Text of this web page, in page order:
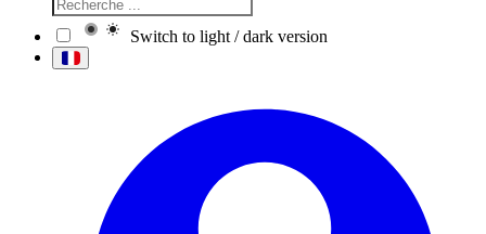
Switch to light / dark version